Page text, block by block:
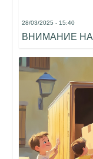
28/03/2025 - 15:40
ВНИМАНИЕ